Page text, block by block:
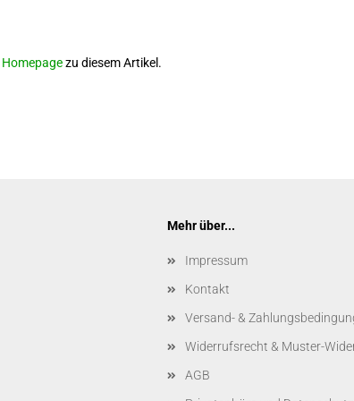
Homepagezu diesem Artikel.
Mehr über...
Impressum
Kontakt
Versand- &
Widerrufsrecht & Muster-
AGB